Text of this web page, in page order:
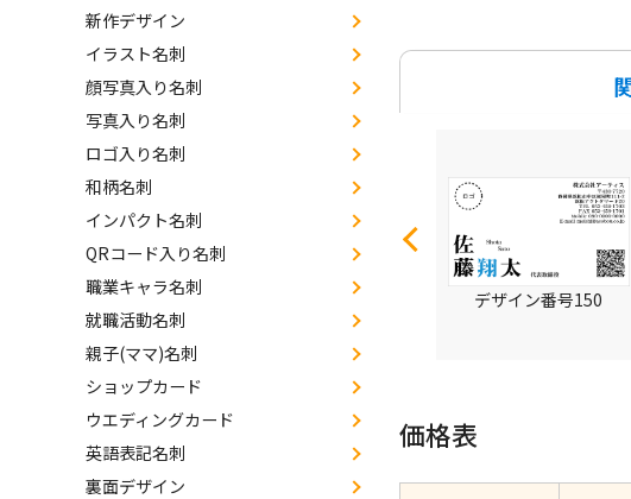
デザイン番号4242 デザイン番号4243
デザイン番号150
価格表
新作デザイン
イラスト名刺
顔写真入り名刺
写真入り名刺
ロゴ入り名刺
和柄名刺
インパクト名刺
QRコード入り名刺
職業キャラ名刺
就職活動名刺
親子(ママ)名刺
ショップカード
ウエディングカード
英語表記名刺
裏面デザイン